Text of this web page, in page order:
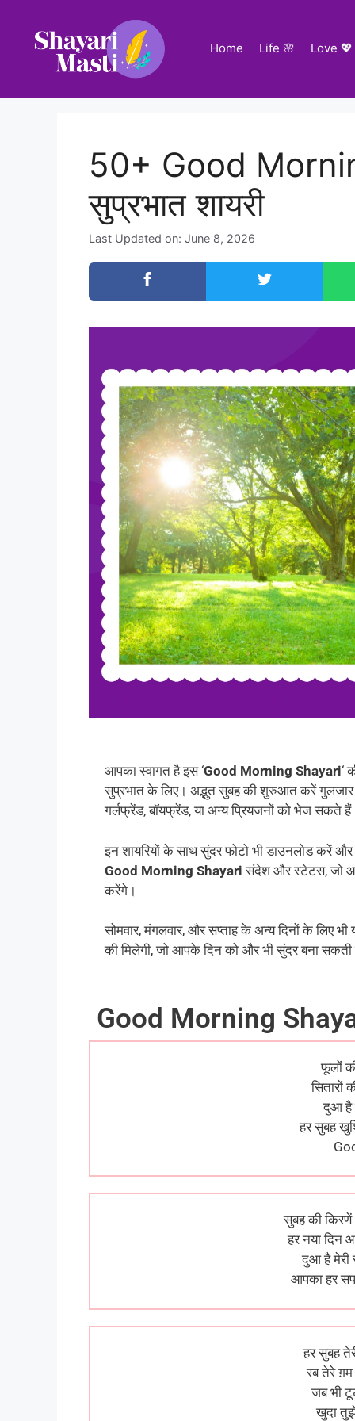
Home Life 🌸 Love 💖
50+ Good
सुप्रभात शायरी
Last Updated on: June 8, 2026
आपका स्वागत है इस ‘Good Morning Shayari‘
सुप्रभात के लिए। अद्भुत सुबह की शुरुआत करें गुलजार
गर्लफ्रेंड, बॉयफ्रेंड, या अन्य प्रियजनों को भेज सकते
इन शायरियों के साथ सुंदर फोटो भी डाउनलोड करें
Good Morning Shayari संदेश और स्टेटस, जो
करेंगे।
सोमवार, मंगलवार, और सप्ताह के अन्य दिनों के लिए भी
की मिलेगी, जो आपके दिन को और भी सुंदर बना
Good Morning
फूलों
सितारों
दुआ है
हर सुबह
सुबह की
हर नया दिन
दुआ है मेरी
आपका हर
हर सुबह
रब तेरे
जब भी
खुदा